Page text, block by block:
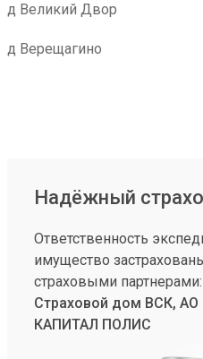
д Великий Двор
д Верещагино
Надёжный
Ответственность
имущество
страховыми партнерами:
Страховой дом ВСК,
КАПИТАЛ ПОЛИС